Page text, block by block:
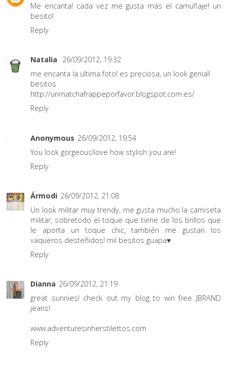
Me encanta! cada vez me gusta más el camuflaje! un
besito!
Reply
Natalia
26/09/2012, 19:32
me encanta la ultima foto! es preciosa, un look genial!
besitos
http://unmatchafrappeporfavor.blogspot.com.es/
Reply
Anonymous 26/09/2012, 19:54
You look gorgeous!love how stylish you are!
Reply
Ármodi 26/09/2012, 21:08
Un look militar muy trendy, me gusta mucho la camiseta
militar, sobretodo el toque que tiene de los brillos que
le aporta un toque chic, también me gustan los
vaqueros desteñidos! mil besitos guapa♥
Reply
Dianna 26/09/2012, 21:19
great sunnies! check out my blog to win free JBRAND
jeans!
www.adventuresinherstilettos.com
Reply